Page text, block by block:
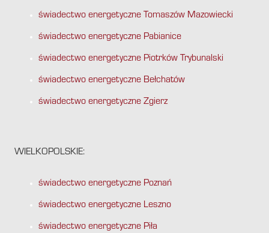
świadectwo energetyczne Tomaszów Mazowiecki
świadectwo energetyczne Pabianice
świadectwo energetyczne Piotrków Trybunalski
świadectwo energetyczne Bełchatów
świadectwo energetyczne Zgierz
WIELKOPOLSKIE:
świadectwo energetyczne Poznań
świadectwo energetyczne Leszno
świadectwo energetyczne Piła